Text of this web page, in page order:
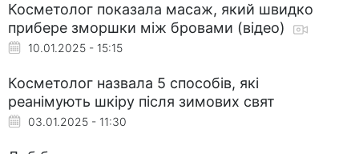
Косметолог показала масаж, який швидко
прибере зморшки між бровами (відео)
10.01.2025 - 15:15
Косметолог назвала 5 способів, які
реанімують шкіру після зимових свят
03.01.2025 - 11:30